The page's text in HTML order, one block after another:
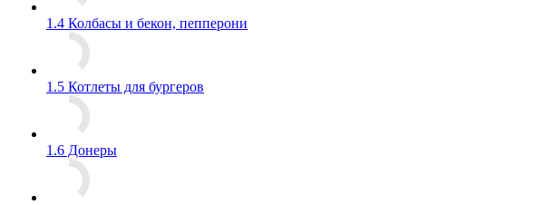
1.4 Колбасы и бекон, пепперони
1.5 Котлеты для бургеров
1.6 Донеры